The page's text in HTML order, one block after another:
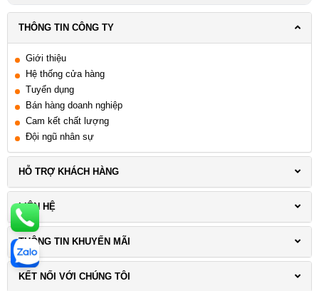
THÔNG TIN CÔNG TY
Giới thiệu
Hệ thống cửa hàng
Tuyển dụng
Bán hàng doanh nghiệp
Cam kết chất lượng
Đội ngũ nhân sự
HỖ TRỢ KHÁCH HÀNG
LIÊN HỆ
THÔNG TIN KHUYẾN MÃI
KẾT NỐI VỚI CHÚNG TÔI